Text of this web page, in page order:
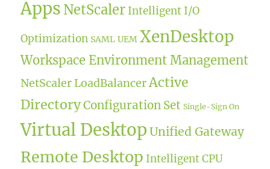
Apps NetScaler Intelligent I/O
Optimization SAML UEM XenDesktop
Workspace Environment Management
NetScaler LoadBalancerActive
DirectoryConfiguration Set Single-Sign On
Virtual Desktop Unified Gateway
Remote Desktop Intelligent CPU